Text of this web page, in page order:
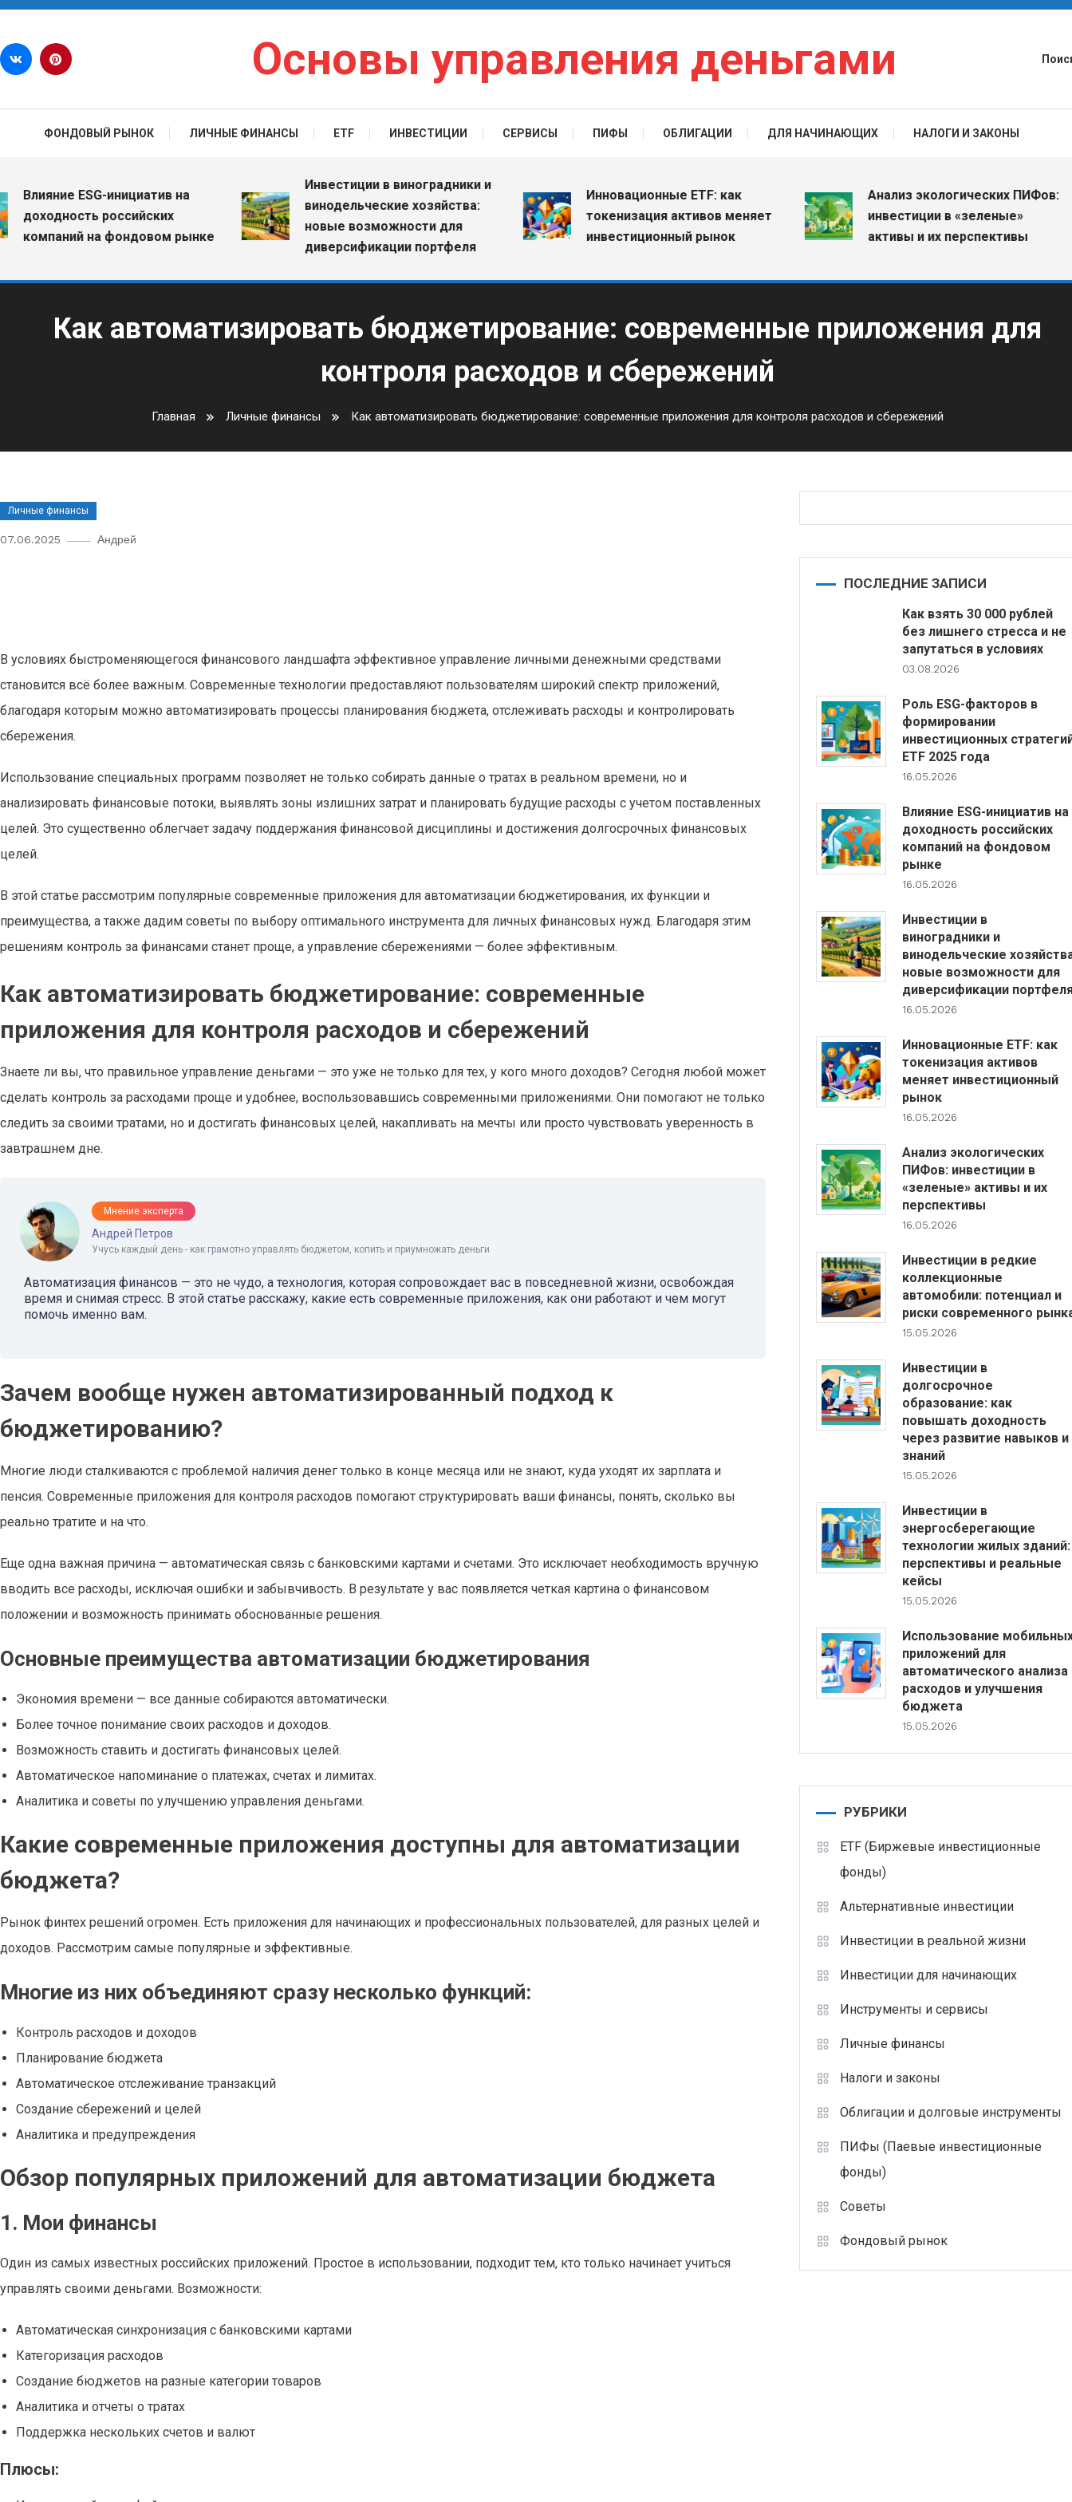
Перейти к содержимому
Основы управления деньгами
ФОНДОВЫЙ РЫНОК ЛИЧНЫЕ ФИНАНСЫ ETF ИНВЕСТИЦИИ СЕРВИСЫ ПИФЫ ОБЛИГАЦИИ ДЛЯ НАЧИНАЮЩИХ НАЛОГИ И ЗАКОНЫ
ESG-инициатив на
российских
на фондовом рынке
Инвестиции в виноградники и
винодельческие хозяйства:
новые возможности для
диверсификации портфеля
Инновационные ETF: как
токенизация активов меняет
инвестиционный рынок
Анализ экологических ПИФов:
инвестиции в «зеленые»
активы и их перспективы
Как автоматизировать бюджетирование: современные приложения для
контроля расходов и сбережений
Главная Личные финансы Как автоматизировать бюджетирование: современные приложения для контроля расходов и сбережений
Личные финансы
07.06.2025 Андрей
В условиях быстроменяющегося финансового ландшафта эффективное управление личными денежными средствами
становится всё более важным. Современные технологии предоставляют пользователям широкий спектр приложений,
благодаря которым можно автоматизировать процессы планирования бюджета, отслеживать расходы и контролировать
сбережения.
Использование специальных программ позволяет не только собирать данные о тратах в реальном времени, но и
анализировать финансовые потоки, выявлять зоны излишних затрат и планировать будущие расходы с учетом поставленных
целей. Это существенно облегчает задачу поддержания финансовой дисциплины и достижения долгосрочных финансовых
целей.
В этой статье рассмотрим популярные современные приложения для автоматизации бюджетирования, их функции и
преимущества, а также дадим советы по выбору оптимального инструмента для личных финансовых нужд. Благодаря этим
решениям контроль за финансами станет проще, а управление сбережениями — более эффективным.
Как автоматизировать бюджетирование: современные
приложения для контроля расходов и сбережений
Знаете ли вы, что правильное управление деньгами — это уже не только для тех, у кого много доходов? Сегодня любой может
сделать контроль за расходами проще и удобнее, воспользовавшись современными приложениями. Они помогают не только
следить за своими тратами, но и достигать финансовых целей, накапливать на мечты или просто чувствовать уверенность в
завтрашнем дне.
Мнение эксперта
Андрей Петров
Учусь каждый день - как грамотно управлять бюджетом, копить и приумножать деньги
Автоматизация финансов — это не чудо, а технология, которая сопровождает вас в повседневной жизни, освобождая
время и снимая стресс. В этой статье расскажу, какие есть современные приложения, как они работают и чем могут
помочь именно вам.
Зачем вообще нужен автоматизированный подход к
бюджетированию?
Многие люди сталкиваются с проблемой наличия денег только в конце месяца или не знают, куда уходят их зарплата и
пенсия. Современные приложения для контроля расходов помогают структурировать ваши финансы, понять, сколько вы
реально тратите и на что.
Еще одна важная причина — автоматическая связь с банковскими картами и счетами. Это исключает необходимость вручную
вводить все расходы, исключая ошибки и забывчивость. В результате у вас появляется четкая картина о финансовом
положении и возможность принимать обоснованные решения.
Основные преимущества автоматизации бюджетирования
Экономия времени — все данные собираются автоматически.
Более точное понимание своих расходов и доходов.
Возможность ставить и достигать финансовых целей.
Автоматическое напоминание о платежах, счетах и лимитах.
Аналитика и советы по улучшению управления деньгами.
Какие современные приложения доступны для автоматизации
бюджета?
Рынок финтех решений огромен. Есть приложения для начинающих и профессиональных пользователей, для разных целей и
доходов. Рассмотрим самые популярные и эффективные.
Многие из них объединяют сразу несколько функций:
Контроль расходов и доходов
Планирование бюджета
Автоматическое отслеживание транзакций
Создание сбережений и целей
Аналитика и предупреждения
Обзор популярных приложений для автоматизации бюджета
1. Мои финансы
Один из самых известных российских приложений. Простое в использовании, подходит тем, кто только начинает учиться
управлять своими деньгами. Возможности:
Автоматическая синхронизация с банковскими картами
Категоризация расходов
Создание бюджетов на разные категории товаров
Аналитика и отчеты о тратах
Поддержка нескольких счетов и валют
Плюсы:
ПОСЛЕДНИЕ ЗАПИСИ
Как взять 30 000 рублей
без лишнего стресса и не
запутаться в условиях
03.08.2026
Роль ESG-факторов в
формировании
инвестиционных
ETF 2025 года
16.05.2026
Влияние ESG-инициатив на
доходность российских
компаний на фондовом
рынке
16.05.2026
Инвестиции в
виноградники и
винодельческие
новые возможности для
диверсификации
16.05.2026
Инновационные ETF: как
токенизация активов
меняет инвестиционный
рынок
16.05.2026
Анализ экологических
ПИФов: инвестиции в
«зеленые» активы и их
перспективы
16.05.2026
Инвестиции в редкие
коллекционные
автомобили: потенциал и
риски современного
15.05.2026
Инвестиции в
долгосрочное
образование: как
повышать доходность
через развитие навыков и
знаний
15.05.2026
Инвестиции в
энергосберегающие
технологии жилых зданий:
перспективы и реальные
кейсы
15.05.2026
Использование
приложений для
автоматического анализа
расходов и улучшения
бюджета
15.05.2026
РУБРИКИ
ETF (Биржевые инвестиционные
фонды)
Альтернативные инвестиции
Инвестиции в реальной жизни
Инвестиции для начинающих
Инструменты и сервисы
Личные финансы
Налоги и законы
Облигации и долговые инструменты
ПИФы (Паевые инвестиционные
фонды)
Советы
Фондовый рынок